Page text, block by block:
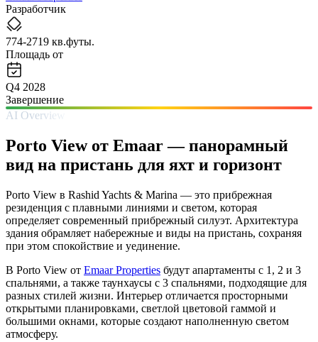
Разработчик
774-2719 кв.футы.
Площадь от
Q4 2028
Завершение
AI Overview
Porto View от Emaar — панорамный
вид на пристань для яхт и горизонт
Porto View в Rashid Yachts & Marina — это прибрежная
резиденция с плавными линиями и светом, которая
определяет современный прибрежный силуэт. Архитектура
здания обрамляет набережные и виды на пристань, сохраняя
при этом спокойствие и уединение.
В Porto View от Emaar Properties будут апартаменты с 1, 2 и 3
спальнями, а также таунхаусы с 3 спальнями, подходящие для
разных стилей жизни. Интерьер отличается просторными
открытыми планировками, светлой цветовой гаммой и
большими окнами, которые создают наполненную светом
атмосферу.